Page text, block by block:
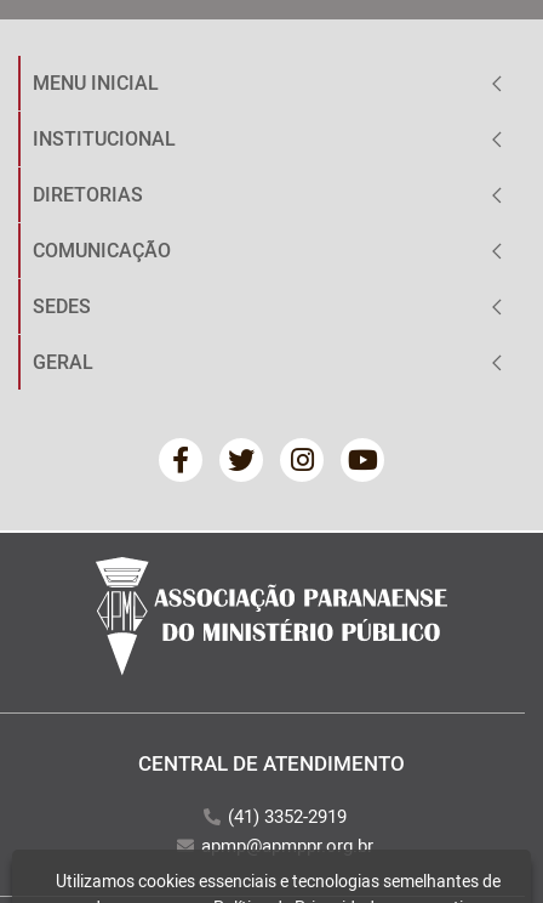
MENU INICIAL
INSTITUCIONAL
DIRETORIAS
COMUNICAÇÃO
SEDES
GERAL
CENTRAL DE ATENDIMENTO
(41) 3352-2919
apmp@apmppr.org.br
Utilizamos cookies essenciais e tecnologias semelhantes de